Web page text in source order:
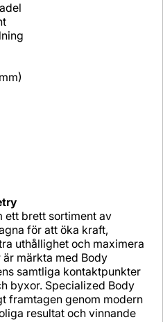
ett brett sortiment av
för att öka kraft,
uthållighet och maximera
märkta med Body
samtliga kontaktpunkter
byxor. Specialized Body
framtagen genom modern
resultat och vinnande